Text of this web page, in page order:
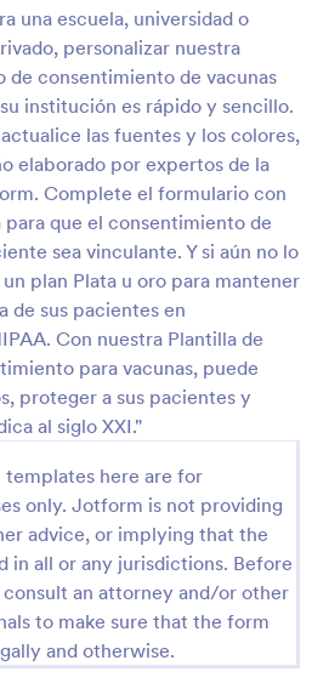
una escuela, universidad o
personalizar nuestra
de consentimiento de vacunas
institución es rápido y sencillo.
las fuentes y los colores,
elaborado por expertos de la
Complete el formulario con
que el consentimiento de
sea vinculante. Y si aún no lo
plan Plata u oro para mantener
de sus pacientes en
Con nuestra Plantilla de
para vacunas, puede
proteger a sus pacientes y
al siglo XXI."
here are for
only. Jotform is not providing
advice, or implying that the
in all or any jurisdictions. Before
an attorney and/or other
to make sure that the form
and otherwise.
Formulario De Registro De Pacientes Y Control De Vacunación
datos generales de
de clínicas privadas o
hospitales.
plantilla
previa